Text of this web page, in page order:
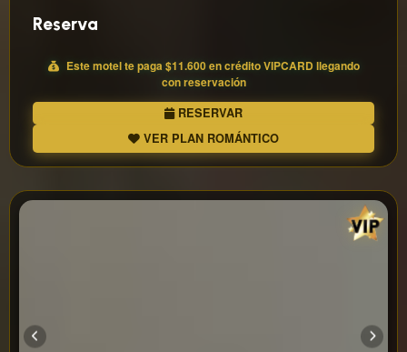
Reserva
Este motel te paga$11.600en créditoVIPCARD llegando
con reservación
RESERVAR
VER PLAN ROMÁNTICO